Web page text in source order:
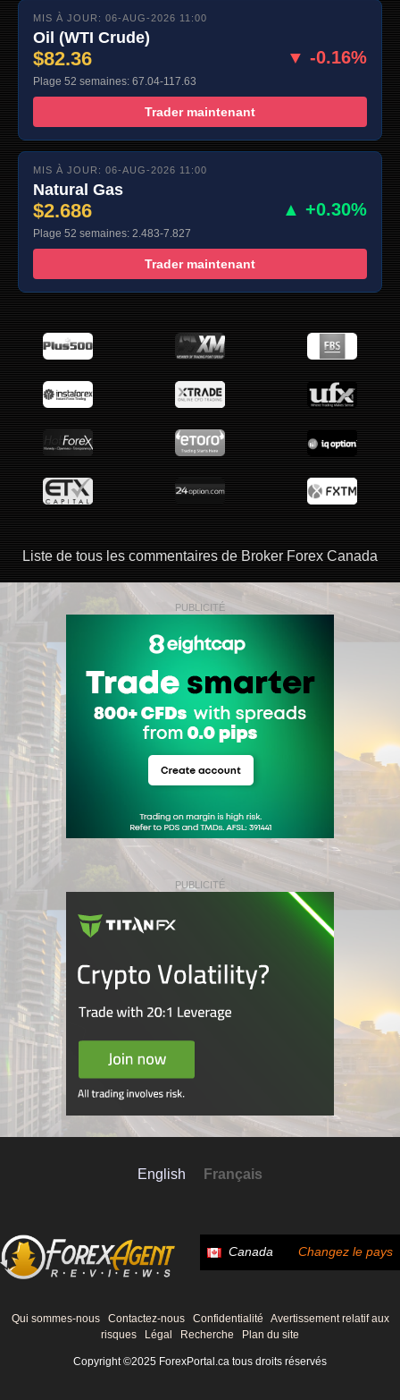
MIS À JOUR: 06-AUG-2026 11:00
Oil (WTI Crude)
$82.36 ▼ -0.16%
Plage 52 semaines: 67.04-117.63
Trader maintenant
MIS À JOUR: 06-AUG-2026 11:00
Natural Gas
$2.686 ▲ +0.30%
Plage 52 semaines: 2.483-7.827
Trader maintenant
Liste de tous les commentaires de Broker Forex Canada
PUBLICITÉ
PUBLICITÉ
English Français
Canada Changez le pays
Qui sommes-nous Contactez-nous Confidentialité
Avertissement relatif aux
risques
Légal Recherche Plan du site
Copyright ©2025 ForexPortal.ca tous droits réservés